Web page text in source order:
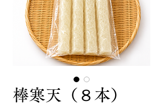
棒寒天（８本）